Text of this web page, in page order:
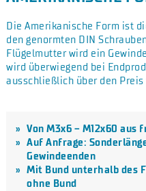
Die Amerikanische Form ist
den genormten DIN
Flügelmutter wird ein
wird überwiegend bei
ausschließlich über den Preis
Von M3x6 – M12x60
Auf Anfrage:
Gewindeenden
Mit Bund unterhalb des
ohne Bund